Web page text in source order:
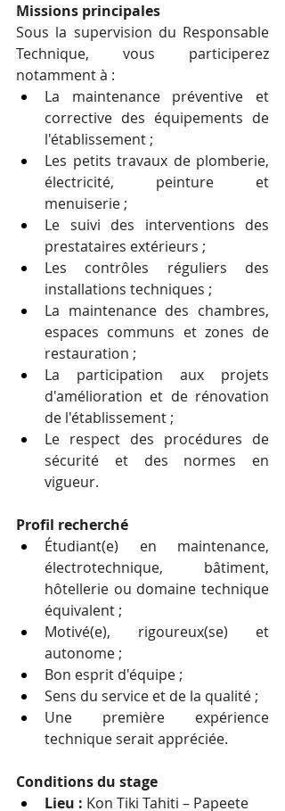
Missions principales
Sous la supervision du Responsable
Technique, vous participerez
notamment à :
La maintenance préventive et
corrective des équipements de
l'établissement ;
Les petits travaux de plomberie,
électricité, peinture et
menuiserie ;
Le suivi des interventions des
prestataires extérieurs ;
Les contrôles réguliers des
installations techniques ;
La maintenance des chambres,
espaces communs et zones de
restauration ;
La participation aux projets
d'amélioration et de rénovation
de l'établissement ;
Le respect des procédures de
sécurité et des normes en
vigueur.
Profil recherché
Étudiant(e) en maintenance,
électrotechnique, bâtiment,
hôtellerie ou domaine technique
équivalent ;
Motivé(e), rigoureux(se) et
autonome ;
Bon esprit d'équipe ;
Sens du service et de la qualité ;
Une première expérience
technique serait appréciée.
Conditions du stage
Lieu : Kon Tiki Tahiti – Papeete